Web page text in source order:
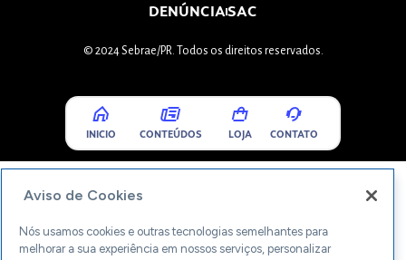
DENÚNCIASAC
© 2024 Sebrae/PR. Todos os direitos reservados.
INICIO CONTEÚDOS LOJA CONTATO
Aviso de Cookies
Nós usamos cookies e outras tecnologias semelhantes para
melhorar a sua experiência em nossos serviços, personalizar